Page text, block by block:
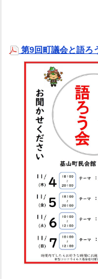
第9回町議会と語ろ